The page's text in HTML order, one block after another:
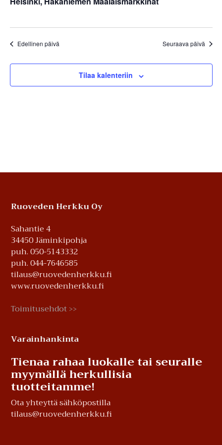
Edellinen päivä Seuraava päivä
Tilaa kalenteriin
Footer
Ruoveden Herkku Oy
Sahantie 4
34450 Jäminkipohja
puh. 050-5143332
puh. 044-7646585
tilaus@ruovedenherkku.fi
www.ruovedenherkku.fi
Toimitusehdot >>
Varainhankinta
Tienaa rahaa luokalle tai seuralle
myymällä herkullisia
tuotteitamme!
Ota yhteyttä sähköpostilla
tilaus@ruovedenherkku.fi